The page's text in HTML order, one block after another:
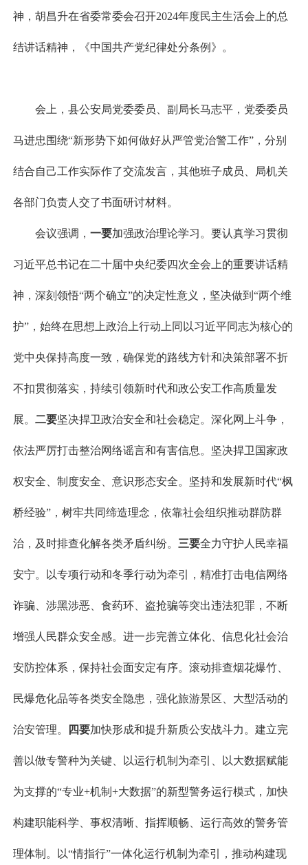
神 ， 胡昌升在省委常委会召开2024年度民主生活会上的总
结讲话精神 ， 《中国共产党纪律处分条例》 。
会上，县公安局党委委员、副局长马志平，党委委员
马进忠围绕“新形势下如何做好从严管党治警工作”，分别
结合自己工作实际作了交流发言，其他班子成员、局机关
各部门负责人交了书面研讨材料。
会议强调， 一要加强政治理论学习。 要认真学习贯彻
习近平总书记在二十届中央纪委四次全会上的重要讲话精
神，深刻领悟“两个确立”的决定性意义，坚决做到“两个维
护”，始终在思想上政治上行动上同以习近平同志为核心的
党中央保持高度一致， 确保党的路线方针和决策部署不折
不扣贯彻落实，持续引领新时代和政公安工作高质量发
展。 二要坚决捍卫政治安全和社会稳定。 深化网上斗争，
依法严厉打击整治网络谣言和有害信息。坚决捍卫国家政
权安全、制度安全、意识形态安全。坚持和发展新时代“枫
桥经验”，树牢共同缔造理念，依靠社会组织推动群防群
治，及时排查化解各类矛盾纠纷。 三要全力守护人民幸福
安宁。 以专项行动和冬季行动为牵引，精准打击电信网络
诈骗、涉黑涉恶、食药环、盗抢骗等突出违法犯罪，不断
增强人民群众安全感。进一步完善立体化、信息化社会治
安防控体系，保持社会面安定有序。滚动排查烟花爆竹、
民爆危化品等各类安全隐患，强化旅游景区、大型活动的
治安管理。 四要加快形成和提升新质公安战斗力。建立完
善以做专警种为关键、以运行机制为牵引、以大数据赋能
为支撑的“专业+机制 +大数据”的新型警务运行模式，加快
构建职能科学、事权清晰、指挥顺畅、运行高效的警务管
理体制。以“情指行”一体化运行机制为牵引，推动构建现